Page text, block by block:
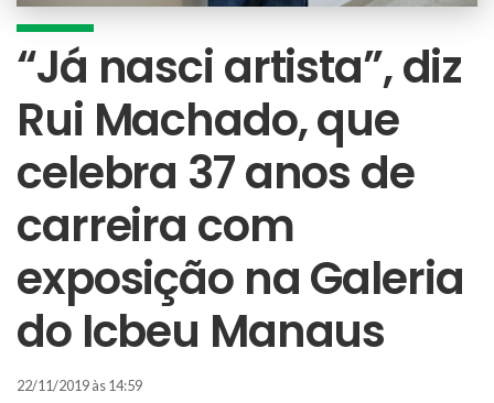
“Já nasci artista”, diz
Rui Machado, que
celebra 37 anos de
carreira com
exposição na Galeria
do Icbeu Manaus
22/11/2019 às 14:59